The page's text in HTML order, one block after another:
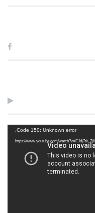
Code 150: Unknown error.